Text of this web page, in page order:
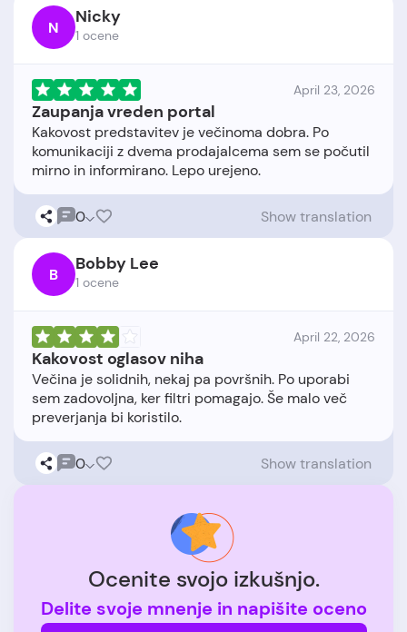
N Nicky
1 ocene
April 23, 2026
Zaupanja vreden portal
Kakovost predstavitev je večinoma dobra. Po
komunikaciji z dvema prodajalcema sem se počutil
0 Show translation
B Bobby Lee
1 ocene
April 22, 2026
Kakovost oglasov niha
Večina je solidnih, nekaj pa površnih. Po uporabi
sem zadovoljna, ker filtri pomagajo. Še malo več
0 Show translation
Ocenite svojo izkušnjo.
Delite svoje mnenje in napišite oceno